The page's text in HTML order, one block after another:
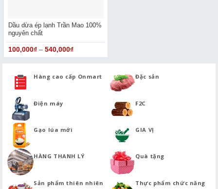
Dầu dừa ép lạnh Trần Mao 100%
nguyên chất
100,000₫ – 540,000₫
Hàng cao cấp Onmart Đặc sản
Điện máy F2C
Gạo lúa mới GIA VỊ
HÀNG THANH LÝ Quà tặng
Sản phẩm thiên nhiên Thực phẩm chức năng